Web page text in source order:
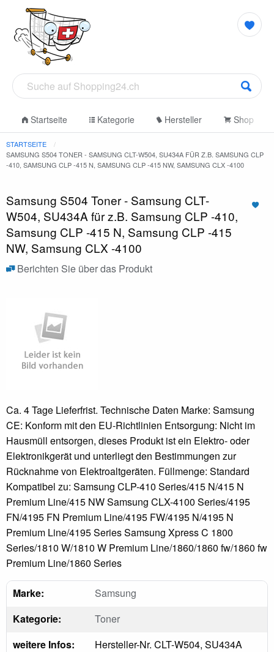
Startseite Kategorie Hersteller Shop
STARTSEITE
SAMSUNG S504 TONER - SAMSUNG CLT-W504, SU434A FÜR Z.B. SAMSUNG CLP
-410, SAMSUNG CLP -415 N, SAMSUNG CLP -415 NW, SAMSUNG CLX -4100
Samsung S504 Toner - Samsung CLT-
W504, SU434A für z.B. Samsung CLP -410,
Samsung CLP -415 N, Samsung CLP -415
NW, Samsung CLX -4100
Berichten Sie über das Produkt
Ca. 4 Tage Lieferfrist. Technische Daten Marke: Samsung
CE: Konform mit den EU-Richtlinien Entsorgung: Nicht im
Hausmüll entsorgen, dieses Produkt ist ein Elektro- oder
Elektronikgerät und unterliegt den Bestimmungen zur
Rücknahme von Elektroaltgeräten. Füllmenge: Standard
Kompatibel zu: Samsung CLP-410 Series/415 N/415 N
Premium Line/415 NW Samsung CLX-4100 Series/4195
FN/4195 FN Premium Line/4195 FW/4195 N/4195 N
Premium Line/4195 Series Samsung Xpress C 1800
Series/1810 W/1810 W Premium Line/1860/1860 fw/1860 fw
Premium Line/1860 Series
Marke:
Samsung
Kategorie:
Toner
weitere Infos:
Hersteller-Nr. CLT-W504, SU434A